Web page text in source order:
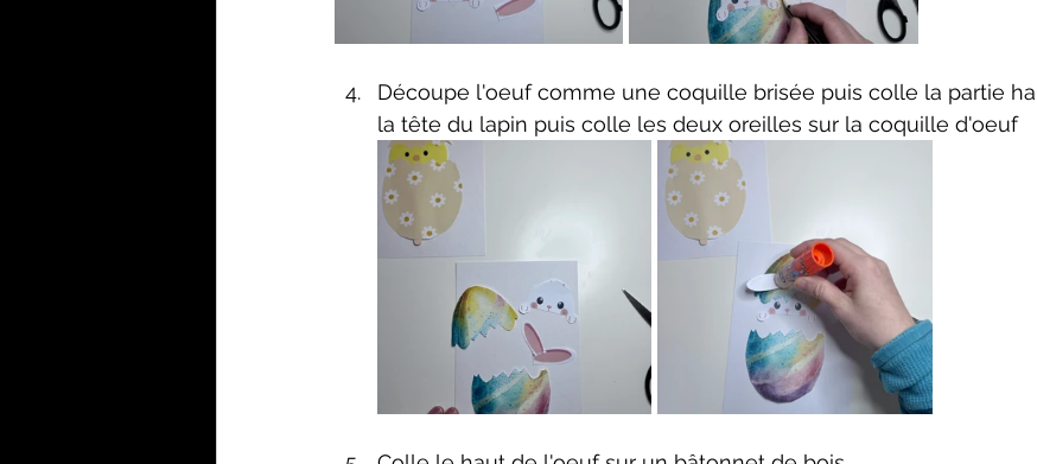
Découpe l'oeuf comme une coquille brisée puis colle la partie
la tête du lapin puis colle les deux oreilles sur la coquille d'oeuf